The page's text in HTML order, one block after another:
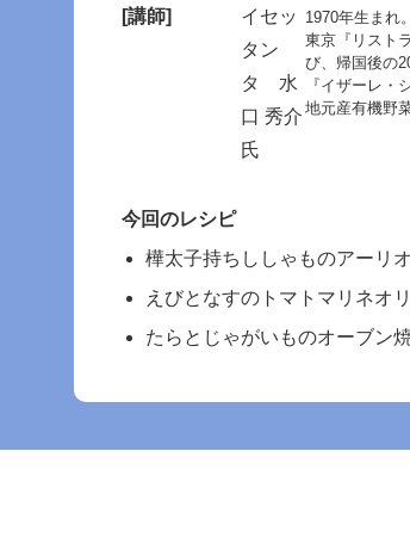
[講師]
イセッ
タン
タ 水
口 秀介
氏
1970年生まれ。
東京『リスト
び、帰国後の
『イザーレ
地元産有機野
今回のレシピ
樺太子持ちししゃものアーリ
えびとなすのトマトマリネオ
たらとじゃがいものオーブン